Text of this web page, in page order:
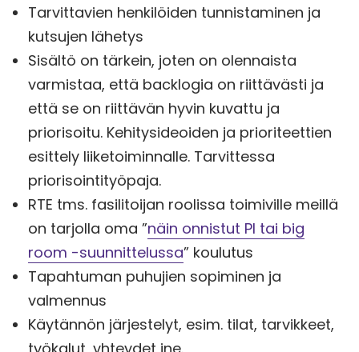
Tarvittavien henkilöiden tunnistaminen ja
kutsujen lähetys
Sisältö on tärkein, joten on olennaista
varmistaa, että backlogia on riittävästi ja
että se on riittävän hyvin kuvattu ja
priorisoitu. Kehitysideoiden ja prioriteettien
esittely liiketoiminnalle. Tarvittessa
priorisointityöpaja.
RTE tms. fasilitoijan roolissa toimiville meillä
on tarjolla oma ”näin onnistut PI tai big
room -suunnittelussa” koulutus
Tapahtuman puhujien sopiminen ja
valmennus
Käytännön järjestelyt, esim. tilat, tarvikkeet,